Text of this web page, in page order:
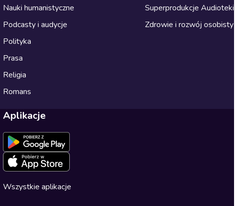
Nauki humanistyczne
Podcasty i audycje
Polityka
Prasa
Religia
Romans
Superprodukcje Audioteki
Zdrowie i rozwój osobisty
Aplikacje
Wszystkie aplikacje